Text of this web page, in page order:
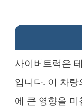
사이버트럭은
입니다. 이 차량
에 큰 영향을